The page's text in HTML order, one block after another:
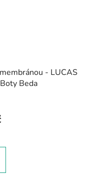
- LUCAS
Beda